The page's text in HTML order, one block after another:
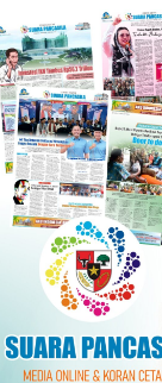
ke
konten
Gerak Jalan